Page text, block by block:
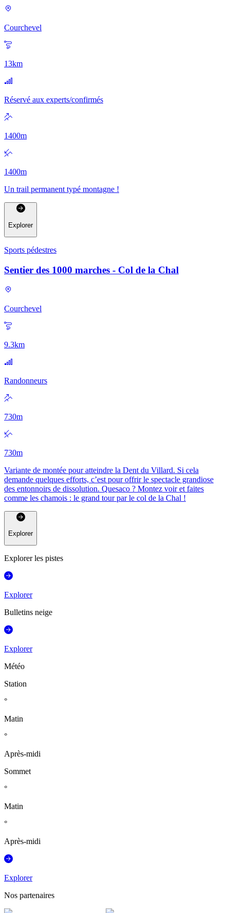
Courchevel
13km
Réservé aux experts/confirmés
1400m
1400m
Un trail permanent typé montagne !
Explorer
Sports pédestres
Sentier des 1000 marches - Col de la Chal
Courchevel
9.3km
Randonneurs
730m
730m
Variante de montée pour atteindre la Dent du Villard. Si cela
demande quelques efforts, c’est pour offrir le spectacle grandiose
des entonnoirs de dissolution. Quesaco ? Montez voir et faites
comme les chamois : le grand tour par le col de la Chal !
Explorer
Explorer les pistes
Explorer
Bulletins neige
Explorer
Météo
Station
°
Matin
°
Après-midi
Sommet
°
Matin
°
Après-midi
Explorer
Nos partenaires